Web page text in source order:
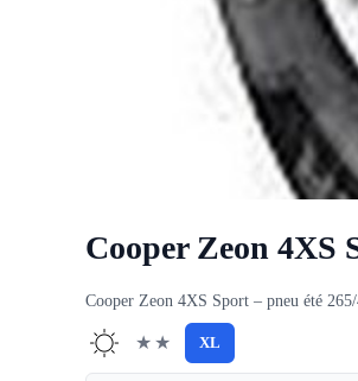
Cooper Zeon 4XS
Cooper Zeon 4XS Sport – pneu été
★★ XL